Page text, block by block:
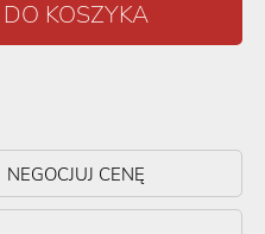
NEGOCJUJ CENĘ